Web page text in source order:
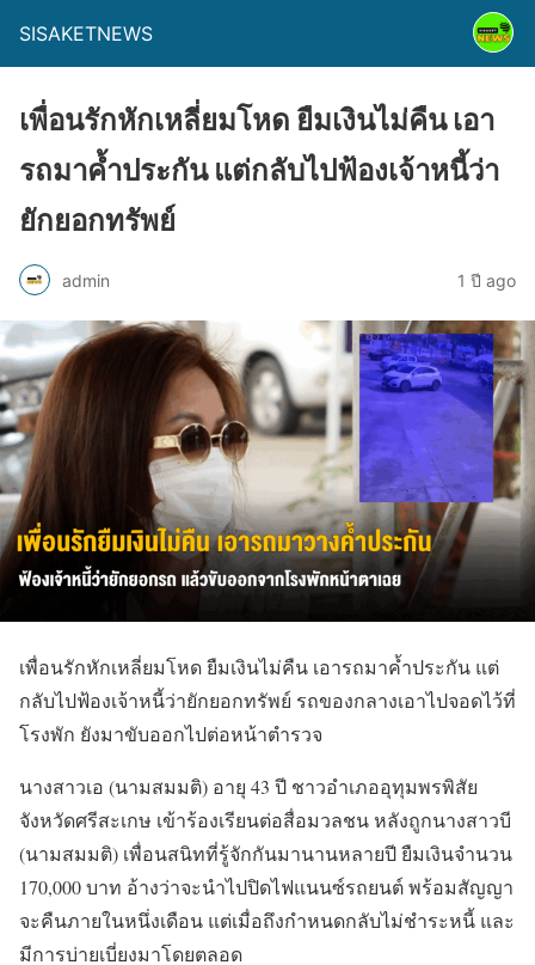
SISAKETNEWS
เพื่อนรักหักเหลี่ยมโหด ยืมเงินไม่คืน เอา
รถมาค้ำประกัน แต่กลับไปฟ้องเจ้าหนี้ว่า
ยักยอกทรัพย์
admin 1 ปี ago
เพื่อนรักหักเหลี่ยมโหด ยืมเงินไม่คืน เอารถมาค้ำประกัน แต่
กลับไปฟ้องเจ้าหนี้ว่ายักยอกทรัพย์ รถของกลางเอาไปจอดไว้ที่
โรงพัก ยังมาขับออกไปต่อหน้าตำรวจ
นางสาวเอ (นามสมมติ) อายุ 43 ปี ชาวอำเภออุทุมพรพิสัย
จังหวัดศรีสะเกษ เข้าร้องเรียนต่อสื่อมวลชน หลังถูกนางสาวบี
(นามสมมติ) เพื่อนสนิทที่รู้จักกันมานานหลายปี ยืมเงินจำนวน
170,000 บาท อ้างว่าจะนำไปปิดไฟแนนซ์รถยนต์ พร้อมสัญญา
จะคืนภายในหนึ่งเดือน แต่เมื่อถึงกำหนดกลับไม่ชำระหนี้ และ
มีการบ่ายเบี่ยงมาโดยตลอด